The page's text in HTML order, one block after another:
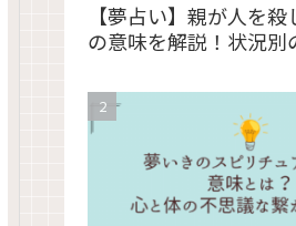
【夢占い】親が人を
の意味を解説！状況別